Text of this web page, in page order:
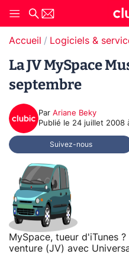
Accueil Logiciels &
La JV MySpace
septembre
Par Ariane Beky
Publié le 24 juillet 2008
Suivez-nous
MySpace, tueur d'iTunes
venture (JV) avec